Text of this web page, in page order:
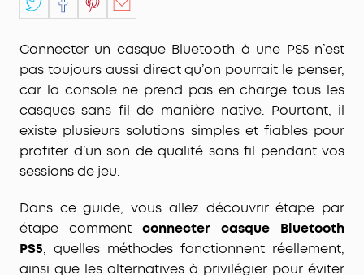
Connecter un casque Bluetooth à une PS5 n’est
pas toujours aussi direct qu’on pourrait le penser,
car la console ne prend pas en charge tous les
casques sans fil de manière native. Pourtant, il
existe plusieurs solutions simples et fiables pour
profiter d’un son de qualité sans fil pendant vos
sessions de jeu.
Dans ce guide, vous allez découvrir étape par
étape comment connecter casque Bluetooth
PS5, quelles méthodes fonctionnent réellement,
ainsi que les alternatives à privilégier pour éviter